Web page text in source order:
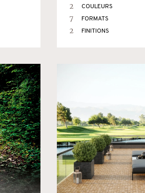
2 COULEURS
7 FORMATS
2 FINITIONS